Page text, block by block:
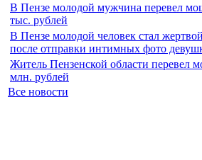
В Пензе молодой мужчина перевел
тыс. рублей
В Пензе молодой человек стал
после отправки интимных фото
Житель Пензенской области перевел
млн. рублей
Все новости